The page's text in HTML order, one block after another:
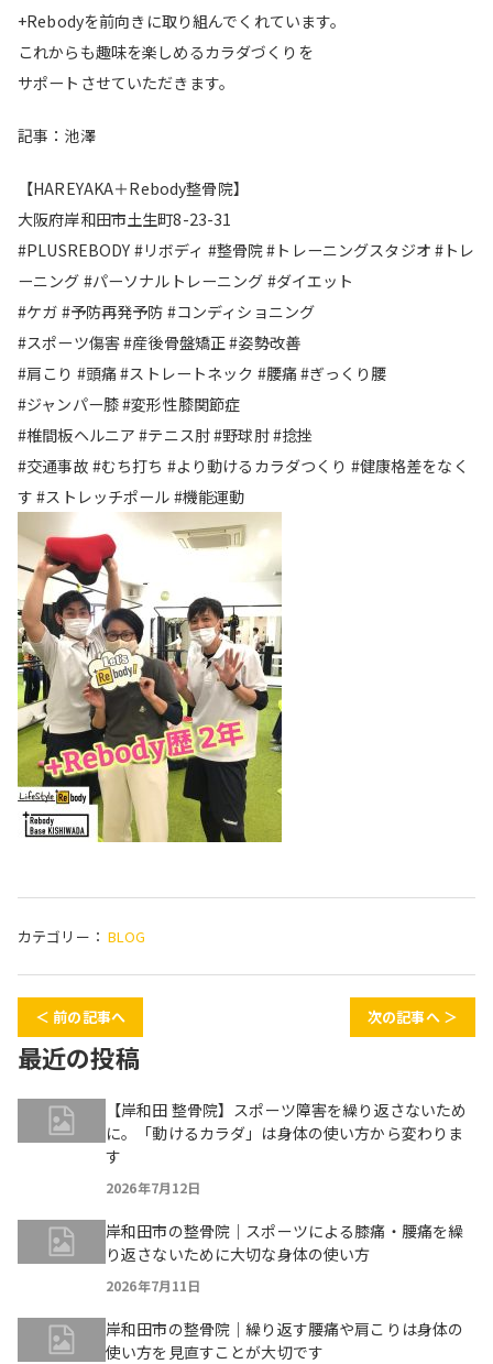
+Rebodyを前向きに取り組んでくれています。
これからも趣味を楽しめるカラダづくりを
サポートさせていただきます。
記事：池澤
【HAREYAKA＋Rebody整骨院】
大阪府岸和田市土生町8-23-31
#PLUSREBODY #リボディ #整骨院 #トレーニングスタジオ #トレ
ーニング #パーソナルトレーニング #ダイエット
#ケガ #予防再発予防 #コンディショニング
#スポーツ傷害 #産後骨盤矯正 #姿勢改善
#肩こり #頭痛 #ストレートネック #腰痛 #ぎっくり腰
#ジャンパー膝 #変形性膝関節症
#椎間板ヘルニア #テニス肘 #野球肘 #捻挫
#交通事故 #むち打ち #より動けるカラダつくり #健康格差をなく
す #ストレッチポール #機能運動
カテゴリー： BLOG
＜ 前の記事へ 次の記事へ ＞
最近の投稿
【岸和田 整骨院】スポーツ障害を繰り返さないため
に。「動けるカラダ」は身体の使い方から変わりま
す
2026年7月12日
岸和田市の整骨院｜スポーツによる膝痛・腰痛を繰
り返さないために大切な身体の使い方
2026年7月11日
岸和田市の整骨院｜繰り返す腰痛や肩こりは身体の
使い方を見直すことが大切です